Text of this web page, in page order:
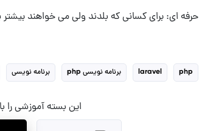
حرفه ای: برای کسانی که بلدند ولی می خواهند بیشتر
php
laravel برنامه نویسی php برنامه نویسی
این بسته آموزشی را